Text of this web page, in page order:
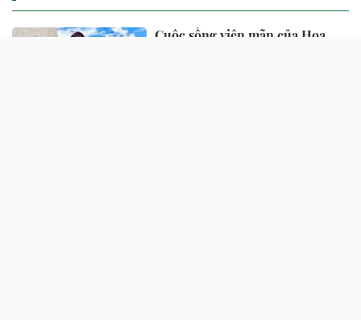
Cuộc sống viên mãn của Hoa